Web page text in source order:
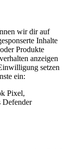
wir dir auf
Inhalte
Produkte
anzeigen
setzen
ein:
Pixel,
Defender